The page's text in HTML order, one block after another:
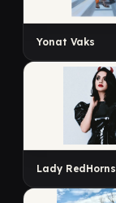
Yonat Vaks
Lady RedHorns